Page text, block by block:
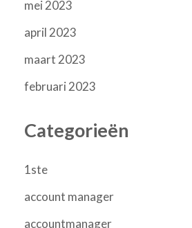
mei 2023
april 2023
maart 2023
februari 2023
Categorieën
1ste
account manager
accountmanager